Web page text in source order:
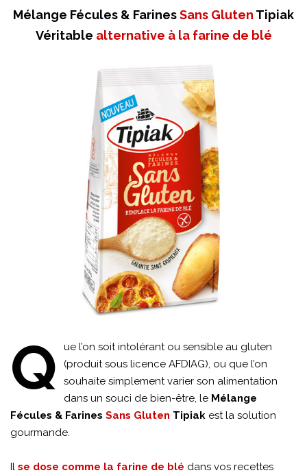
Mélange Fécules & FarinesSans Gluten Tipiak
Véritable alternative à la farine de blé
Q
ue l’on soit intolérant ou sensible au gluten
(produit sous licence AFDIAG), ou que l’on
souhaite simplement varier son alimentation
dans un souci de bien-être, le Mélange
Fécules & Farines Sans Gluten Tipiak est la solution
gourmande.
Il se dose comme la farine de blé dans vos recettes